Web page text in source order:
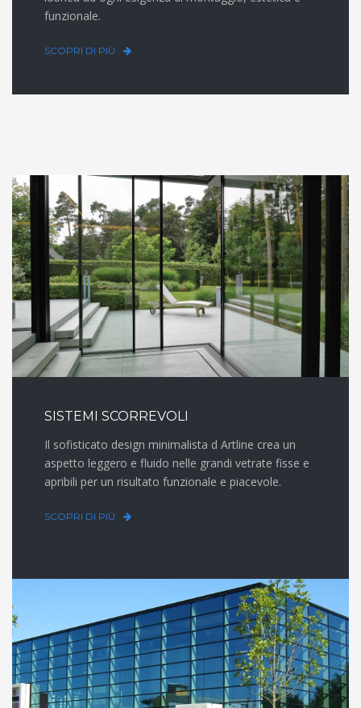
funzionale.
SCOPRI DI PIÙ
SISTEMI SCORREVOLI
Il sofisticato design minimalista d Artline crea un
aspetto leggero e fluido nelle grandi vetrate fisse e
apribili per un risultato funzionale e piacevole.
SCOPRI DI PIÙ